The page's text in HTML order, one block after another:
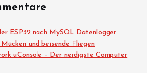
n
n
u
ESP32 nach MySQL Datenlogger
und beisende Fliegen
uConsole – Der nerdigste Computer